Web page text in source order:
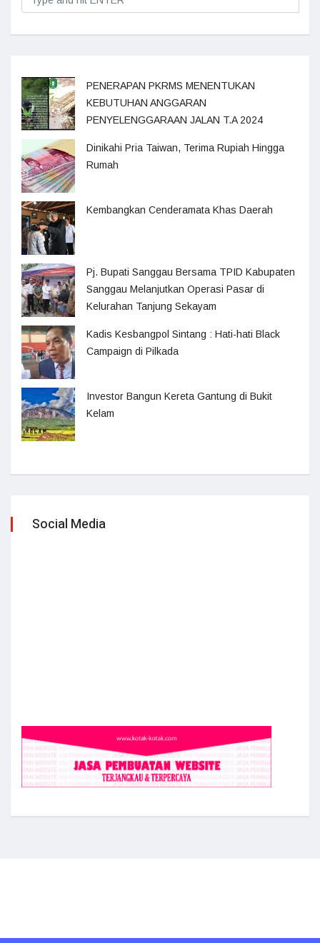
PENERAPAN PKRMS MENENTUKAN
KEBUTUHAN ANGGARAN
PENYELENGGARAAN JALAN T.A 2024
Dinikahi Pria Taiwan, Terima Rupiah Hingga
Rumah
Kembangkan Cenderamata Khas Daerah
Pj. Bupati Sanggau Bersama TPID Kabupaten
Sanggau Melanjutkan Operasi Pasar di
Kelurahan Tanjung Sekayam
Kadis Kesbangpol Sintang : Hati-hati Black
Campaign di Pilkada
Investor Bangun Kereta Gantung di Bukit
Kelam
Social Media